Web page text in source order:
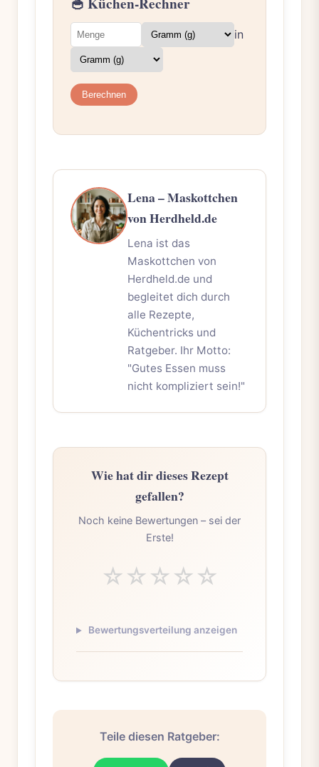
in
Berechnen
Lena – Maskottchen
von Herdheld.de
Lena ist das
Maskottchen von
Herdheld.de und
begleitet dich durch
alle Rezepte,
Küchentricks und
Ratgeber. Ihr Motto:
"Gutes Essen muss
nicht kompliziert sein!"
Wie hat dir dieses Rezept
gefallen?
Noch keine Bewertungen – sei der
Erste!
☆☆☆☆☆
Bewertungsverteilung anzeigen
Teile diesen Ratgeber: